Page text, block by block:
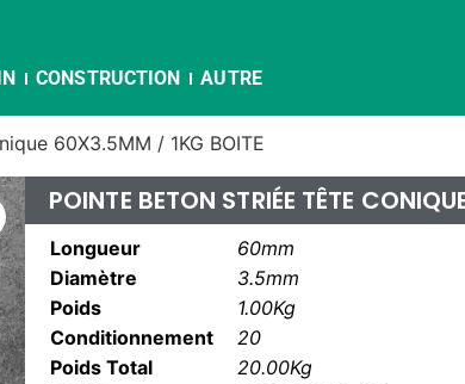
CONSTRUCTION AUTRE
60X3.5MM / 1KG BOITE
POINTE BETON STRIÉE TÊTE
Longueur
60mm
Diamètre
3.5mm
Poids
1.00Kg
Conditionnement
20
Poids Total
20.00Kg